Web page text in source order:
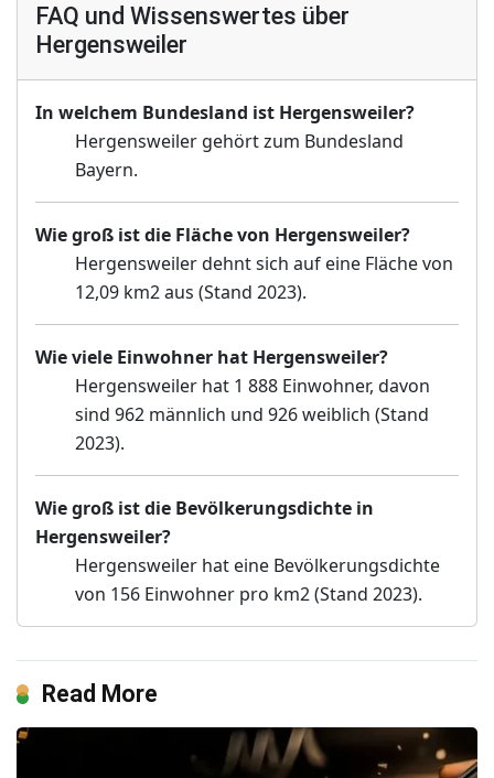
FAQ und Wissenswertes über
Hergensweiler
In welchem Bundesland ist Hergensweiler?
Hergensweiler gehört zum Bundesland
Bayern.
Wie groß ist die Fläche von Hergensweiler?
Hergensweiler dehnt sich auf eine Fläche von
12,09 km2 aus (Stand 2023).
Wie viele Einwohner hat Hergensweiler?
Hergensweiler hat 1 888 Einwohner, davon
sind 962 männlich und 926 weiblich (Stand
2023).
Wie groß ist die Bevölkerungsdichte in
Hergensweiler?
Hergensweiler hat eine Bevölkerungsdichte
von 156 Einwohner pro km2 (Stand 2023).
Read More